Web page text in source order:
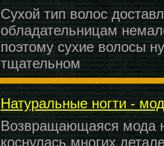
Сухой тип волос
обладательницам
поэтому сухие волосы
тщательном
Натуральные ногти -
Возвращающаяся мода
коснулась многих